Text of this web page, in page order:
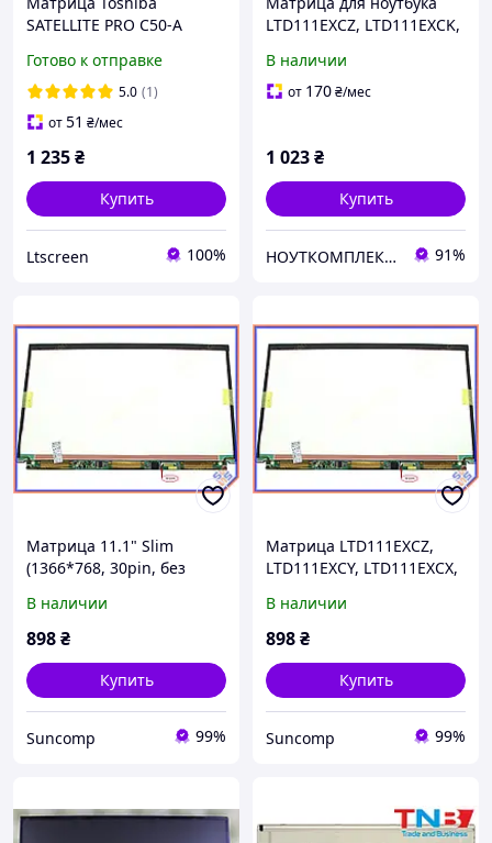
SATELLITE PRO C50-A
40pin 262K 60% NTSC 220
cd/m² для ноутбука
Готово к отправке
5.0 (1)
от51 ₴/мес
1 235₴
Купить
Ltscreen 100%
LTD111EXCZ, LTD111EXCK,
оригинал
В наличии
от 170₴/мес
1 023₴
Купить
НОУТКОМПЛЕКТ - гаджеты и аксессуары 91%
Матрица 11.1" Slim
(1366*768, 30pin, без
LTD111EXCZ, LTD111EXCK,
LTD111EXCX. Глянцевая.
В наличии
898₴
Купить
Suncomp 99%
Матрица LTD111EXCZ,
LTD111EXCY, LTD111EXCX,
(1366*768, 30pin, без
креплений). Глянцевая.
В наличии
898₴
Купить
Suncomp 99%